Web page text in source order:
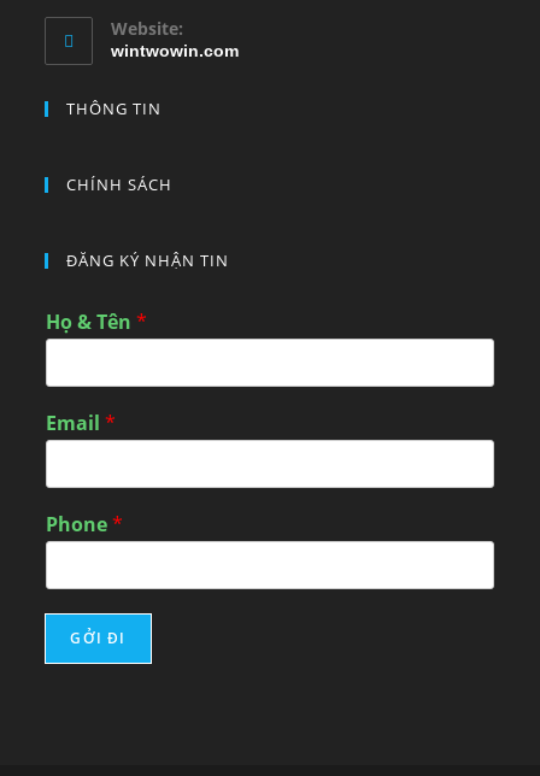
Website:
wintwowin.com
THÔNG TIN
CHÍNH SÁCH
ĐĂNG KÝ NHẬN TIN
Họ & Tên*
Email*
Phone*
GỞI ĐI